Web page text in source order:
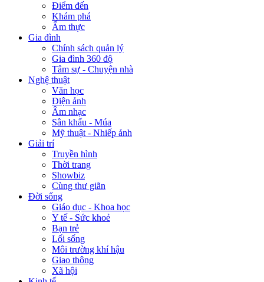
Điểm đến
Khám phá
Ẩm thực
Gia đình
Chính sách quản lý
Gia đình 360 độ
Tâm sự - Chuyện nhà
Nghệ thuật
Văn học
Điện ảnh
Âm nhạc
Sân khấu - Múa
Mỹ thuật - Nhiếp ảnh
Giải trí
Truyền hình
Thời trang
Showbiz
Cùng thư giãn
Đời sống
Giáo dục - Khoa học
Y tế - Sức khoẻ
Bạn trẻ
Lối sống
Môi trường khí hậu
Giao thông
Xã hội